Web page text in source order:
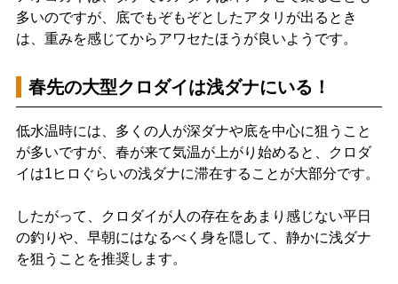
多いのですが、底でもぞもぞとしたアタリが出るとき
は、重みを感じてからアワセたほうが良いようです。
春先の大型クロダイは浅ダナにいる！
低水温時には、多くの人が深ダナや底を中心に狙うこと
が多いですが、春が来て気温が上がり始めると、クロダ
イは1ヒロぐらいの浅ダナに滞在することが大部分です。
したがって、クロダイが人の存在をあまり感じない平日
の釣りや、早朝にはなるべく身を隠して、静かに浅ダナ
を狙うことを推奨します。